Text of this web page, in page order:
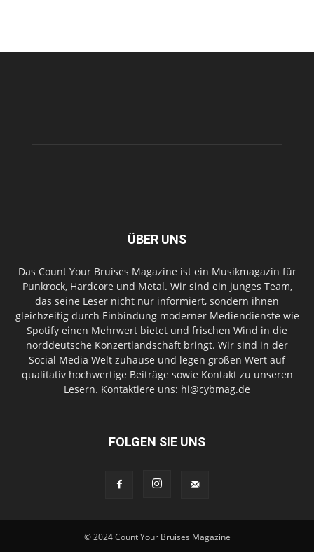
ÜBER UNS
Das Count Your Bruises Magazine ist ein Musikmagazin für
Punkrock, Hardcore und Metal. Wir sind ein junges Team,
das seine Leser nicht nur informiert, sondern ihnen
gleichzeitig durch Einbindung moderner Mediendienste wie
Spotify einen Mehrwert bietet und frischen Wind in die
norddeutsche Konzertlandschaft bringt. Wir sind in der
Social Media Welt zuhause und legen großen Wert auf
qualitativ hochwertige Beiträge sowie Kontakt zu unseren
Lesern. Kontaktiere uns: hi@cybmag.de
FOLGEN SIE UNS
© 2024 Count Your Bruises Magazine